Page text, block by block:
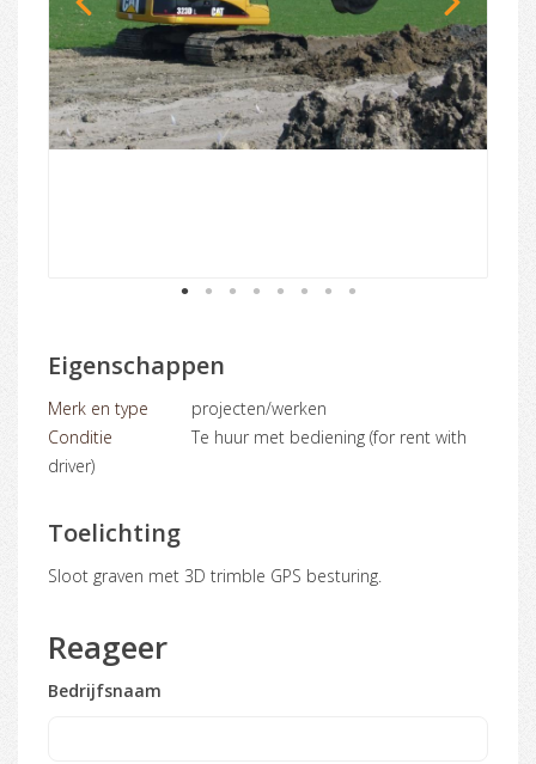
1 2 3 4 5 6 7 8
Eigenschappen
Merk en type
projecten/werken
Conditie
Te huur met bediening (for rent with
driver)
Toelichting
Sloot graven met 3D trimble GPS besturing.
Reageer
Bedrijfsnaam